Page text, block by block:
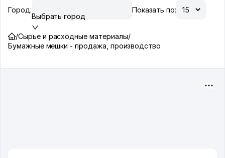
Город:
Выбрать город
Показать по:
/Сырье и расходные материалы/
Бумажные мешки - продажа, производство